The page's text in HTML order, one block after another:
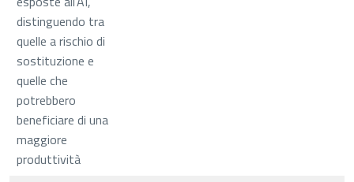
distinguendo tra
quelle a rischio di
sostituzione e
quelle che
potrebbero
beneficiare di una
maggiore
produttività